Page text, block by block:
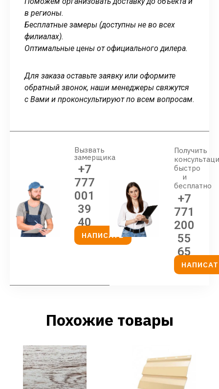
в регионы.
Бесплатные замеры (доступны не во всех
филиалах).
Оптимальные цены от официального дилера.
Для заказа оставьте заявку или оформите
обратный звонок, наши менеджеры свяжутся
с Вами и проконсультируют по всем вопросам.
Вызвать
замерщика
+7
777
001
39
40
НАПИСАТЬ
Получить
быстро
и
бесплатно
+7
771
200
55
65
Похожие товары